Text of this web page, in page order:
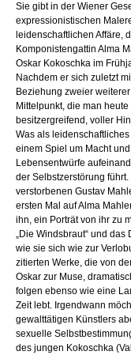
Sie gibt in der Wiener
expressionistischen
leidenschaftlichen Affäre,
Komponistengattin Alma
Oskar Kokoschka im
Nachdem er sich zuletzt
Beziehung zweier
Mittelpunkt, die man
besitzergreifend, voller
Was als
einem Spiel um Macht
Lebensentwürfe
der Selbstzerstörung
verstorbenen Gustav
ersten Mal auf Alma
ihn, ein Porträt von ihr zu
„Die Windsbraut“ und
wie sie sich wie zur
zitierten Werke, die von
Oskar zur Muse,
folgen ebenso wie eine
Zeit lebt. Irgendwann
gewalttätigen Künstlers
sexuelle
des jungen Kokoschka